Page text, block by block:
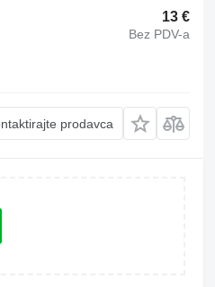
13 €
Bez PDV-a
prodavca